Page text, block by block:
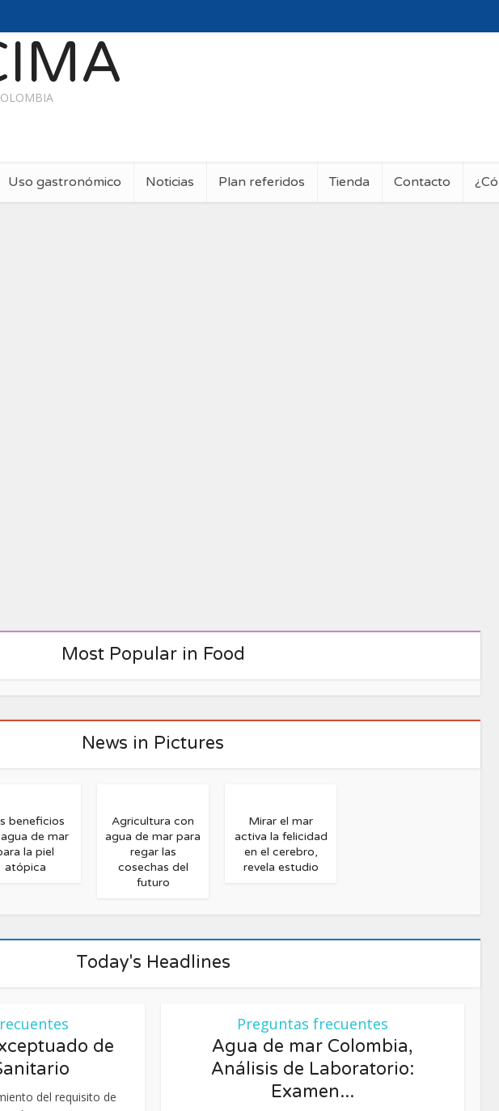
Uso gastronómico Noticias Plan referidos Tienda Contacto
Freir patatas con Agua
Mar.
Most Popular in Food
News in Pictures
beneficios
de mar
la piel
atópica
Agricultura con
agua de mar para
regar las
cosechas del
futuro
Mirar el mar
activa la felicidad
en el cerebro,
revela estudio
Today's Headlines
de
del requisito de
Preguntas frecuentes
Agua de mar Colombia,
Análisis de Laboratorio:
Examen...